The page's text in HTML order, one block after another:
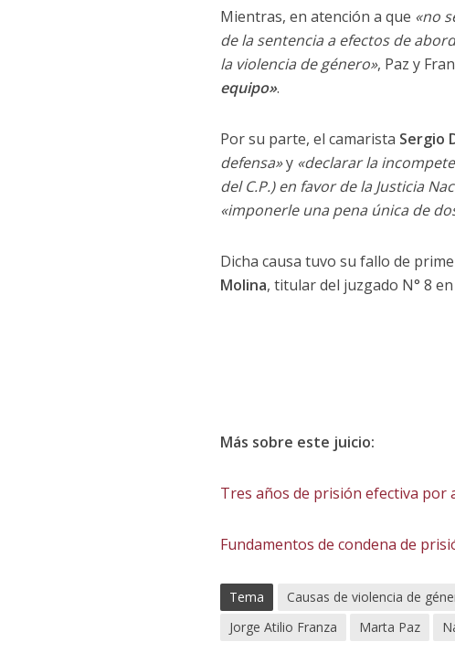
Mientras, en atención a que «no
de la sentencia a efectos de
la violencia de género», Paz y
equipo».
Por su parte, el camarista Sergio
defensa»y «declarar la
del C.P.) en favor de la Justicia
«imponerle una pena única de
Dicha causa tuvo su fallo de
Molina, titular del juzgado N° 8
Más sobre este juicio:
Tres años de prisión efectiva por
Fundamentos de condena de
Tema Causas de violencia de
Jorge Atilio Franza
Marta Paz